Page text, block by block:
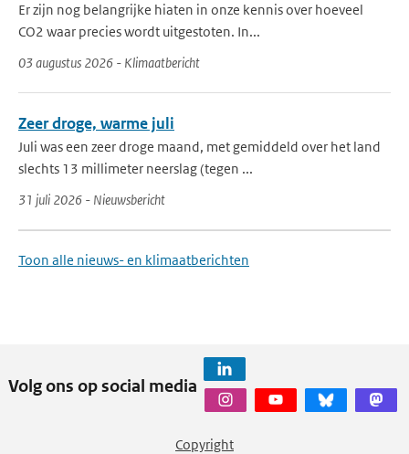
Er zijn nog belangrijke hiaten in onze kennis over hoeveel
CO2 waar precies wordt uitgestoten. In...
03 augustus 2026 - Klimaatbericht
Zeer droge, warme juli
Juli was een zeer droge maand, met gemiddeld over het land
slechts 13 millimeter neerslag (tegen ...
31 juli 2026 - Nieuwsbericht
Toon alle nieuws- en klimaatberichten
Volg ons op social media
Copyright